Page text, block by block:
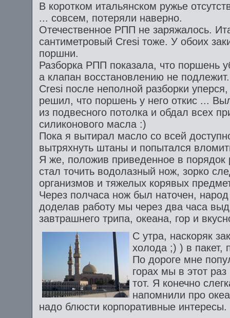
В коротком итальянском ружье
... совсем, потеряли наверно.
Отечественное РПП не заряжалось.
сантиметровый Cresi тоже. У обоих
поршни.
Разборка РПП показала, что поршень
а клапан восстановлению не подлежит.
Cresi после неполной разборки
решил, что поршень у него откис ...
из подвесного потолка и обдал всех
силиконового масла :)
Пока я вытирал масло со всей
вытряхнуть штаны и попытался
Я же, положив приведенное в порядок
стал точить водолазный нож, зорко
организмов и тяжелых корявых
Через полчаса нож был наточен,
доделав работу мы через два часа
завтрашнего трипа, океана, гор и
С утра, наскоряк
холода ;) ) в пакет,
По дороге мне
горах мы в этот
тот. Я конечно
напомнили про
надо блюсти корпоративные интересы.